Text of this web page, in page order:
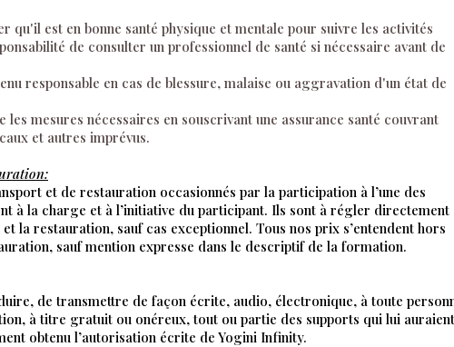
qu'il est en bonne santé physique et mentale pour suivre les activités
de consulter un professionnel de santé si nécessaire avant de
responsable en cas de blessure, malaise ou aggravation d'un état de
mesures nécessaires en souscrivant une assurance santé couvrant
et autres imprévus.
et de restauration occasionnés par la participation à l’une des
à la charge et à l’initiative du participant. Ils sont à régler directement
la restauration, sauf cas exceptionnel. Tous nos prix s’entendent hors
sauf mention expresse dans le descriptif de la formation.
de transmettre de façon écrite, audio, électronique, à toute
à titre gratuit ou onéreux, tout ou partie des supports qui lui auraient
obtenu l’autorisation écrite de Yogini Infinity.